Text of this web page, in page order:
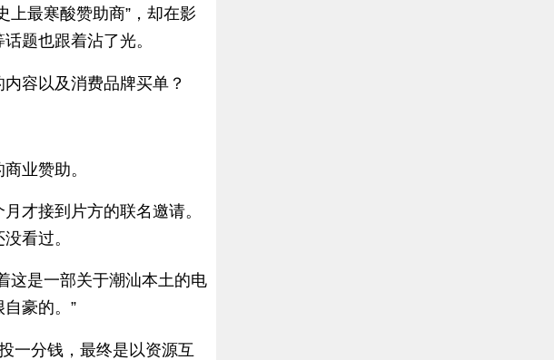
上最寒酸赞助商”，却在影
题也跟着沾了光。
容以及消费品牌买单？
业赞助。
才接到片方的联名邀请。
看过。
这是一部关于潮汕本土的电
豪的。”
一分钱，最终是以资源互